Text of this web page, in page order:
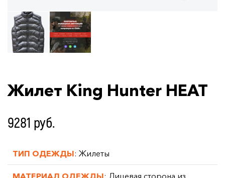
Жилет King Hunter HEAT
9281 руб.
ТИП ОДЕЖДЫ: Жилеты